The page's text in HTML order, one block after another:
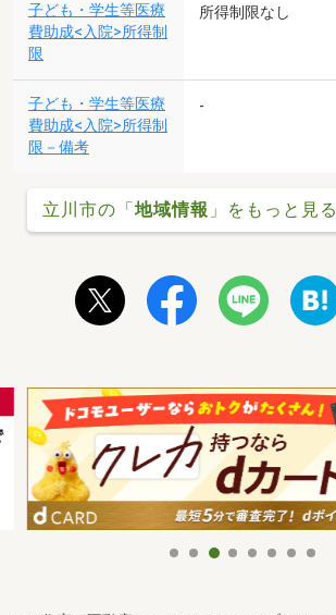
子ども・学生等医療
費助成<入院>所得制
限
所得制限なし
子ども・学生等医療
費助成<入院>所得制
限－備考
-
立川市の「地域情報 」をもっと見る